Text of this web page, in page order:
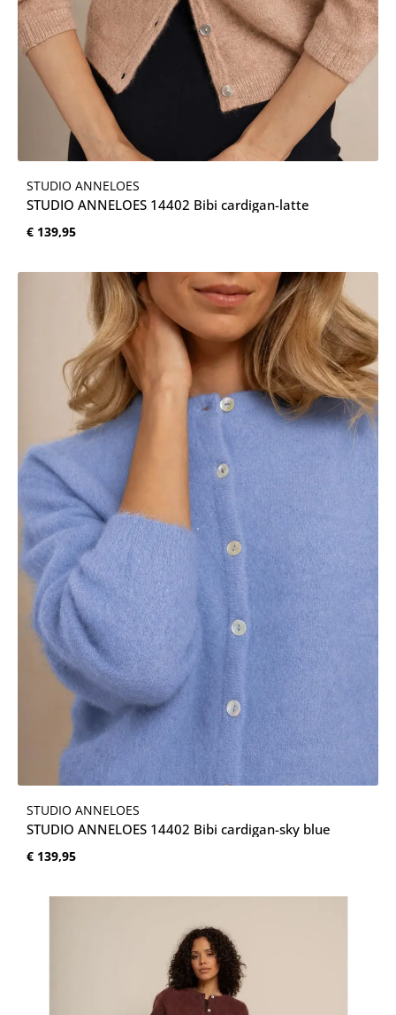
STUDIO ANNELOES
STUDIO ANNELOES 14402 Bibi cardigan-latte
Normale prijs:
€ 139,95
STUDIO ANNELOES
STUDIO ANNELOES 14402 Bibi cardigan-sky blue
Normale prijs:
€ 139,95